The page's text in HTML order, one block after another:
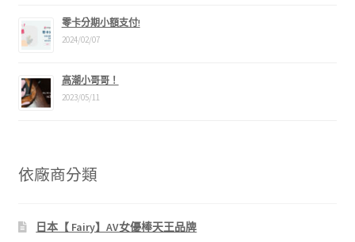
零卡分期小額支付!
2024/02/07
高潮小哥哥！
2023/05/11
依廠商分類
日本【 Fairy】AV女優棒天王品牌